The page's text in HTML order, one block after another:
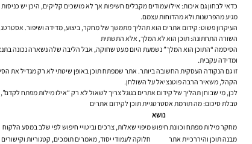
מגיע מהפרשנות ולא מהדוחות עצמם.
העיקרון פשוט: קידום אתרים הוא תהליך מתמשך של מחקר, ביצוע, מדידה ושיפור.
השורה התחתונה: תוכן הוא לא המלך, אלא התשתית
ומדידה עקבית.
זו גם הנקודה העסקית החשובה ביותר. אתר שמפתח תוכן באופן שיטתי לא רק מגדיל את
הקהל, משאיר הרבה פוטנציאל על השולחן.
לכן, מי שבוחן תהליך של קידום אתרים בגוגל צריך לשאול לא רק “אילו מילות מפתח
טבלת סיכום: מה תורמת אסטרטגיית תוכן לקידום אתרים
נושא
מחקר מילות מפתח וכוונת חיפושמיפוי שאלות, צרכים וביטויי חיפוש לפי שלב במסע הלקוח
מבנה תוכן והיררכיית אתר
חלוקה לעמודי יסוד, מאמרים תומכים, קטגוריות וקישורים